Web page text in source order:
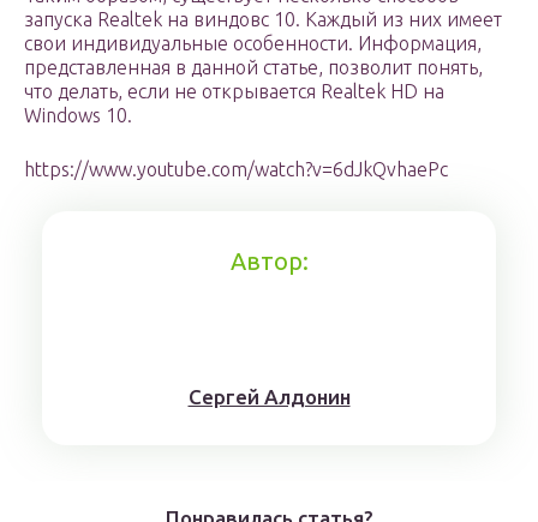
запуска Realtek на виндовс 10. Каждый из них имеет
свои индивидуальные особенности. Информация,
представленная в данной статье, позволит понять,
что делать, если не открывается Realtek HD на
Windows 10.
https://www.youtube.com/watch?v=6dJkQvhaePc
Автор:
Сергей Алдонин